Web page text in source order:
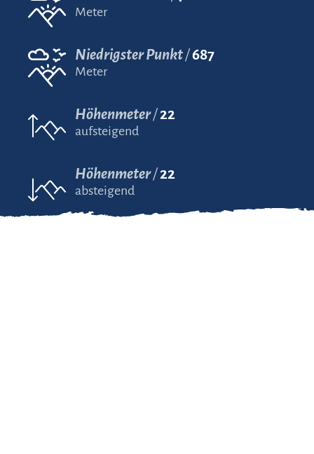
Meter
Niedrigster Punkt 687
Meter
Höhenmeter 22
aufsteigend
Höhenmeter 22
absteigend